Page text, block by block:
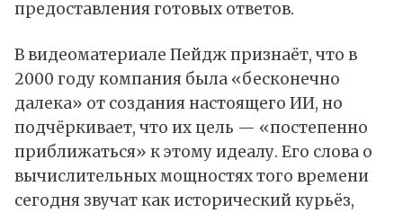
предоставления готовых ответов.
В видеоматериале Пейдж признаёт, что в
2000 году компания была «бесконечно
далека» от создания настоящего ИИ, но
подчёркивает, что их цель — «постепенно
приближаться» к этому идеалу. Его слова о
вычислительных мощностях того времени
сегодня звучат как исторический курьёз,